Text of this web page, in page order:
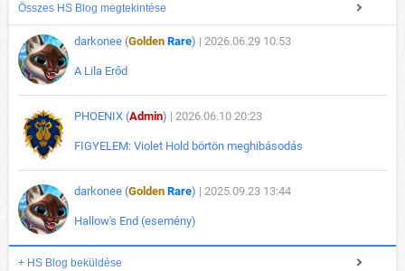
Összes HS Blog megtekintése
darkonee (Golden Rare) | 2026.06.29 10:53
A Lila Erőd
PHOENIX (Admin) | 2026.06.10 20:23
FIGYELEM: Violet Hold börtön meghibásodás
darkonee (Golden Rare) | 2025.09.23 13:44
Hallow's End (esemény)
+ HS Blog beküldése